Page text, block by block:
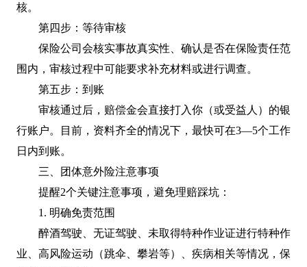
核。
第四步：等待审核
保险公司会核实事故真实性、确认是否在保险责任范
围内，审核过程中可能要求补充材料或进行调查。
第五步：到账
审核通过后，赔偿金会直接打入你（或受益人）的银
行账户。目前，资料齐全的情况下，最快可在3—5个工作
日内到账。
三、团体意外险注意事项
提醒2个关键注意事项，避免理赔踩坑：
1. 明确免责范围
醉酒驾驶、无证驾驶、未取得特种作业证进行特种作
业、高风险运动（跳伞、攀岩等）、疾病相关等情况，保